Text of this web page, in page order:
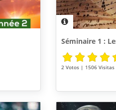
Séminaire 1 :
2 Votos | 1506 Visitas